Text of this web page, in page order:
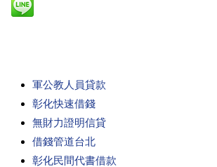
軍公教人員貸款
彰化快速借錢
無財力證明信貸
借錢管道台北
彰化民間代書借款